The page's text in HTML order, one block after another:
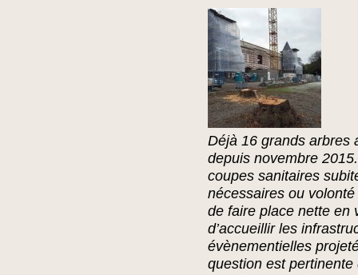
Déjà 16 grands arbres
depuis novembre
coupes sanitaires
nécessaires ou
de faire place nette en
d’accueillir les
évènementielles
question est pertinente